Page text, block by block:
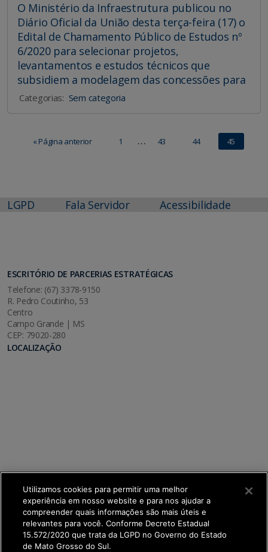
O Ministério da Infraestrutura publicou no
Diário Oficial da União desta terça-feira (17) o
Edital de Chamamento Público de Estudos nº
6/2020 para selecionar projetos,
levantamentos e estudos técnicos que
subsidiem a modelagem das concessões para
Categorias: Sem categoria
« Página anterior 1 … 43 44 45
LGPD Fala Servidor Acessibilidade
ESCRITÓRIO DE PARCERIAS ESTRATÉGICAS
Telefone: (67) 3378-9150
R. Pedro Coutinho, 53
Centro
Campo Grande | MS
CEP: 79020-280
LOCALIZAÇÃO
Utilizamos cookies para permitir uma melhor
experiência em nosso website e para nos ajudar a
compreender quais informações são mais úteis e
relevantes para você. Conforme Decreto Estadual
15.572/2020 que trata da LGPD no Governo do Estado
de Mato Grosso do Sul.